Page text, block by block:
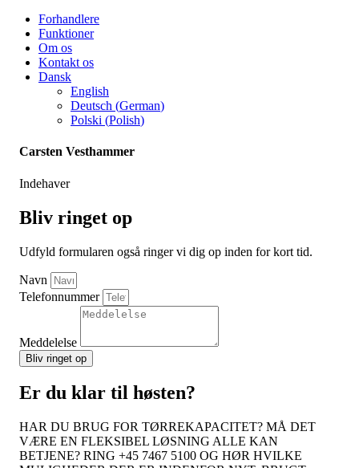
Forhandlere
Funktioner
Om os
Kontakt os
Dansk
English
Deutsch (German)
Polski (Polish)
Carsten Vesthammer
Indehaver
Bliv ringet op
Udfyld formularen også ringer vi dig op inden for kort tid.
Navn
Telefonnummer
Meddelelse
Bliv ringet op
Er du klar til høsten?
HAR DU BRUG FOR TØRREKAPACITET? MÅ DET
VÆRE EN FLEKSIBEL LØSNING ALLE KAN
BETJENE? RING +45 7467 5100 OG HØR HVILKE